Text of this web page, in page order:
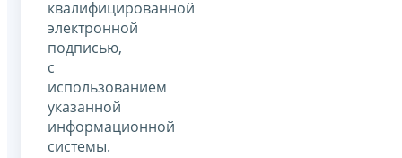
квалифицированной
электронной
подписью,
с
использованием
указанной
информационной
системы.